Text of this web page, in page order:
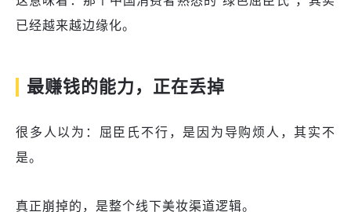
已经越来越边缘化。
最赚钱的能力，正在丢掉
很多人以为：屈臣氏不行，是因为导购烦人，其实不
是。
真正崩掉的，是整个线下美妆渠道逻辑。